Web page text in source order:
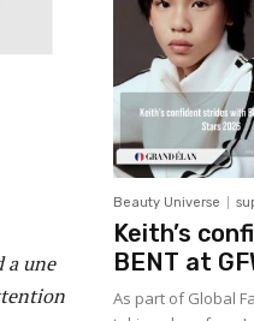
a une
Beauty Universe
Keith’s
BENT at
As part of Global